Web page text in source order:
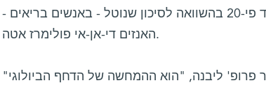
אקראי, מה שמגדיל את הסיכון ליצירת מוטציות עד פי-20 בהשוואה לסיכון שנוטל - באנשים בריאים -
האנזים די-אן-אי פולימרז אטה.
"אחד ההיבטים המרתקים של מחקר זה", אומר פרופ' ליבנה, "הוא ההמחשה של הדחף הביולוגי